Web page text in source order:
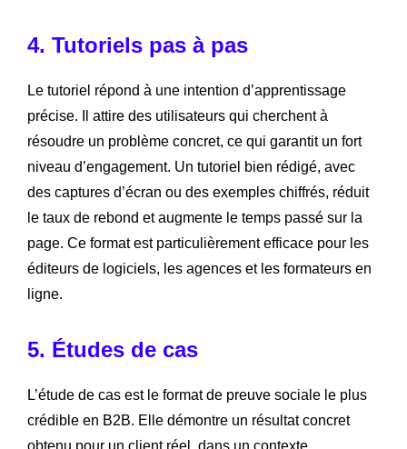
4. Tutoriels pas à pas
Le tutoriel répond à une intention d’apprentissage
précise. Il attire des utilisateurs qui cherchent à
résoudre un problème concret, ce qui garantit un fort
niveau d’engagement. Un tutoriel bien rédigé, avec
des captures d’écran ou des exemples chiffrés, réduit
le taux de rebond et augmente le temps passé sur la
page. Ce format est particulièrement efficace pour les
éditeurs de logiciels, les agences et les formateurs en
ligne.
5. Études de cas
L’étude de cas est le format de preuve sociale le plus
crédible en B2B. Elle démontre un résultat concret
obtenu pour un client réel, dans un contexte